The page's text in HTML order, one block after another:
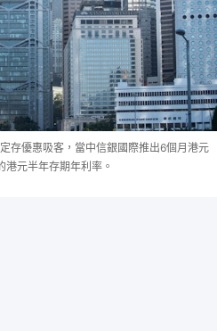
存優惠吸客，當中信銀國際推出6個月港元
元半年存期年利率。